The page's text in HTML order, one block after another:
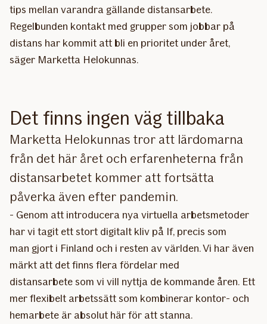
tips mellan varandra gällande distansarbete.
Regelbunden kontakt med grupper som jobbar på
distans har kommit att bli en prioritet under året,
säger Marketta Helokunnas.
Det finns ingen väg tillbaka
Marketta Helokunnas tror att lärdomarna
från det här året och erfarenheterna från
distansarbetet kommer att fortsätta
påverka även efter pandemin.
- Genom att introducera nya virtuella arbetsmetoder
har vi tagit ett stort digitalt kliv på If, precis som
man gjort i Finland och i resten av världen. Vi har även
märkt att det finns flera fördelar med
distansarbete som vi vill nyttja de kommande åren. Ett
mer flexibelt arbetssätt som kombinerar kontor- och
hemarbete är absolut här för att stanna.